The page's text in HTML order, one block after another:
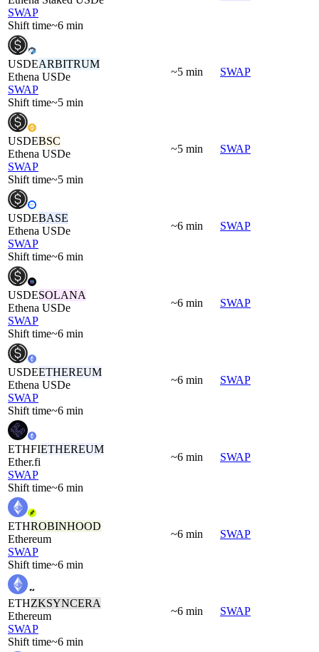
SWAP
Shift time~6 min
USDEARBITRUM
Ethena USDe
SWAP
Shift time~5 min
~5 min SWAP
USDEBSC
Ethena USDe
SWAP
Shift time~5 min
~5 min SWAP
USDEBASE
Ethena USDe
SWAP
Shift time~6 min
~6 min SWAP
USDESOLANA
Ethena USDe
SWAP
Shift time~6 min
~6 min SWAP
USDEETHEREUM
Ethena USDe
SWAP
Shift time~6 min
~6 min SWAP
ETHFIETHEREUM
Ether.fi
SWAP
Shift time~6 min
~6 min SWAP
ETHROBINHOOD
Ethereum
SWAP
Shift time~6 min
~6 min SWAP
ETHZKSYNCERA
Ethereum
SWAP
Shift time~6 min
~6 min SWAP